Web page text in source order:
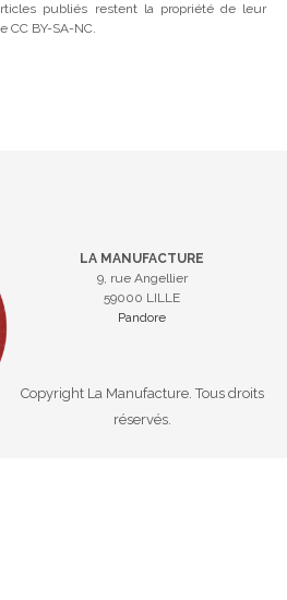
publiés restent la propriété de leur
CC BY-SA-NC.
LA MANUFACTURE
9, rue Angellier
59000 LILLE
Pandore
Copyright La Manufacture. Tous droits
réservés.